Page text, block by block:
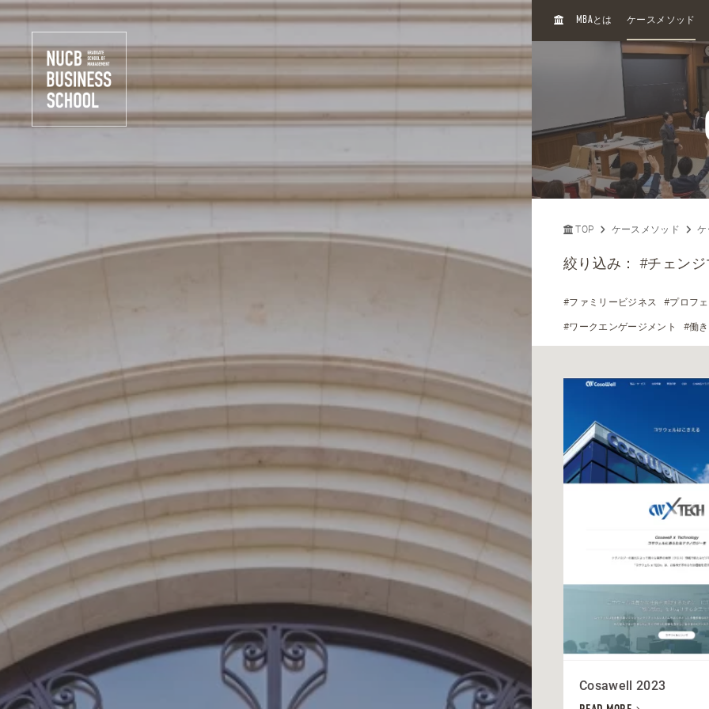
H
MBAとは ケースメソッド
TOP ケースメソッド ケ
絞り込み：#チェン
#ファミリービジネス #プロフ
#ワークエンゲージメント #働
Cosawell 2023